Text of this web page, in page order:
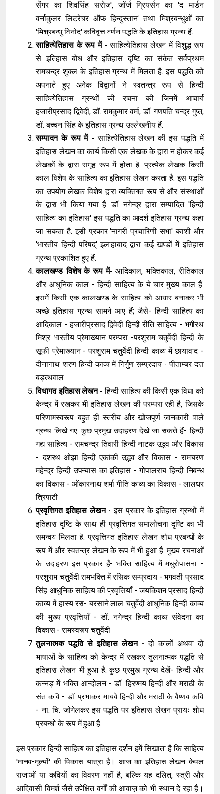
सेंगर का शिवसिंह सरोज', जॉर्ज ग्रियर्सन का 'द मार्डन
वर्नाकुलर लिटरेचर ऑफ हिन्दुस्तान' तथा मिश्रबन्धुओं का
'मिश्रबन्धु विनोद' कविवृत्त वर्णन पद्धति के इतिहास ग्रन्थ हैं.
साहित्येतिहास के रूप में -साहित्येतिहास लेखन में विशुद्ध रूप
से इतिहास बोध और इतिहास दृष्टि का संकेत सर्वप्रथम
रामचन्द्र शुक्ल के इतिहास ग्रन्थ में मिलता है. इस पद्धति को
अपनाते हुए अनेक विद्वानों ने स्वतन्त्र रूप से हिन्दी
साहित्येतिहास ग्रन्थों की रचना की जिनमें आचार्य
हजारीप्रसाद द्विवेदी, डॉ. रामकुमार वर्मा, डॉ. गणपति चन्द्र गुप्त,
डॉ. बच्चन सिंह के इतिहास ग्रन्थ उल्लेखनीय हैं.
सम्पादन के रूप में -साहित्येतिहास लेखन की इस पद्धति में
इतिहास लेखन का कार्य किसी एक लेखक के द्वारा न होकर कई
लेखकों के द्वारा समूह रूप में होता है. प्रत्येक लेखक किसी
काल विशेष के साहित्य का इतिहास लेखन करता है. इस पद्धति
का उपयोग लेखक विशेष द्वारा व्यक्तिगत रूप से और संस्थाओं
के द्वारा भी किया गया है. डॉ. नगेन्द्र द्वारा सम्पादित 'हिन्दी
साहित्य का इतिहास' इस पद्धति का आदर्श इतिहास ग्रन्थ कहा
जा सकता है. इसी प्रकार 'नागरी प्रचारिणी सभा' काशी और
'भारतीय हिन्दी परिषद्' इलाहाबाद द्वारा कई खण्डों में इतिहास
ग्रन्थ प्रकाशित हुए हैं.
कालखण्ड विशेष के रूप में- आदिकाल, भक्तिकाल, रीतिकाल
और आधुनिक काल - हिन्दी साहित्य के ये चार मुख्य काल हैं.
इसमें किसी एक कालखण्ड के साहित्य को आधार बनाकर भी
अच्छे इतिहास ग्रन्थ सामने आए हैं; जैसे- हिन्दी साहित्य का
आदिकाल - हजारीप्रसाद द्विवेदी हिन्दी रीति साहित्य - भगीरथ
मिश्र भारतीय प्रेमाख्यान परम्परा -परशुराम चतुर्वेदी हिन्दी के
सूफी प्रेमाख्यान - परशुराम चतुर्वेदी हिन्दी काव्य में छायावाद -
दीनानाथ शरण हिन्दी काव्य में निर्गुण सम्प्रदाय - पीताम्बर दत्त
बड़त्थवाल
विधागत इतिहास लेखन - हिन्दी साहित्य की किसी एक विधा को
केन्द्र में रखकर भी इतिहास लेखन की परम्परा रही है, जिसके
परिणामस्वरूप बहुत ही स्तरीय और खोजपूर्ण जानकारी वाले
ग्रन्थ लिखे गए. कुछ प्रमुख उदाहरण देखे जा सकते हैं- हिन्दी
गद्य साहित्य - रामचन्द्र तिवारी हिन्दी नाटक उद्भव और विकास
- दशरथ ओझा हिन्दी एकांकी उद्भव और विकास - रामचरण
महेन्द्र हिन्दी उपन्यास का इतिहास - गोपालराय हिन्दी निबन्ध
का विकास - ओंकारनाथ शर्मा गीति काव्य का विकास - लालधर
त्रिपाठी
प्रवृत्तिगत इतिहास लेखन -इस प्रकार के इतिहास ग्रन्थों में
इतिहास दृष्टि के साथ ही प्रवृत्तिगत समालोचना दृष्टि का भी
समन्वय मिलता है. प्रवृत्तिगत इतिहास लेखन शोध प्रबन्धों के
रूप में और स्वतन्त्र लेखन के रूप में भी हुआ है. मुख्य रचनाओं
के उदाहरण इस प्रकार हैं- भक्ति साहित्य में मधुरोपासना -
परशुराम चतुर्वेदी रामभक्ति में रसिक सम्प्रदाय - भगवती प्रसाद
सिंह आधुनिक साहित्य की प्रवृत्तियाँ - जयकिशन प्रसाद हिन्दी
काव्य में हास्य रस- बरसाने लाल चतुर्वेदी आधुनिक हिन्दी काव्य
की मुख्य प्रवृत्तियाँ - डॉ. नगेन्द्र हिन्दी काव्य संवेदना का
विकास - रामस्वरूप चतुर्वेदी
तुलनात्मक पद्धति से इतिहास लेखन -दो कालों अथवा दो
भाषाओं के साहित्य को केन्द्र में रखकर तुलनात्मक पद्धति से
इतिहास लेखन भी हुआ है. कुछ प्रमुख ग्रन्थ देखें- हिन्दी और
कन्नड़ में भक्ति आन्दोलन - डॉ. हिरण्मय हिन्दी और मराठी के
संत कवि - डॉ. प्रभाकर माचवे हिन्दी और मराठी के वैष्णव कवि
- ना. चि. जोगेलकर इस पद्धति पर इतिहास लेखन प्रायः शोध
प्रबन्धों के रूप में हुआ है.
इस प्रकार हिन्दी साहित्य का इतिहास दर्शन हमें सिखाता है कि साहित्य
'मानव-मूल्यों' की विकास यात्रा है। आज का इतिहास लेखन केवल
राजाओं या कवियों का विवरण नहीं है, बल्कि यह दलित, स्त्री और
आदिवासी विमर्श जैसे उपेक्षित वर्गों की आवाज़ को भी स्थान दे रहा है।